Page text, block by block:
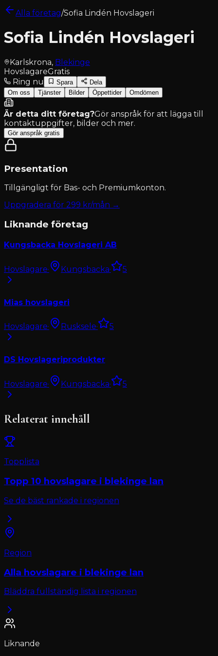
Alla företag/Sofia Lindén Hovslageri
Sofia Lindén Hovslageri
Karlskrona, Blekinge
HovslagareGratis
Ring nu
Spara
Dela
Om oss
Tjänster Bilder Öppettider Omdömen
Är detta ditt företag?Gör anspråk för att lägga till
kontaktuppgifter, bilder och mer.
Gör anspråk gratis
Presentation
Tillgängligt för Bas- och Premiumkonton.
Uppgradera för 299 kr/mån →
Liknande företag
Kungsbacka Hovslageri AB
Hovslagare· Kungsbacka· 5
Mias hovslageri
Hovslagare· Rusksele· 5
DS Hovslageriprodukter
Hovslagare· Kungsbacka· 5
Relaterat innehåll
Topplista
Topp 10 hovslagare i blekinge lan
Se de bäst rankade i regionen
Region
Alla hovslagare i blekinge lan
Bläddra fullständig lista i regionen
Liknande